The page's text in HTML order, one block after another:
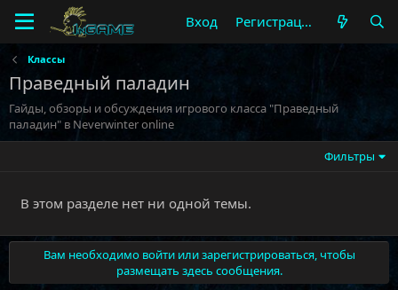
Вход Регистрация
Классы
Праведный паладин
Гайды, обзоры и обсуждения игрового класса "Праведный
паладин" в Neverwinter online
Фильтры
В этом разделе нет ни одной темы.
Вам необходимо войти или зарегистрироваться, чтобы
размещать здесь сообщения.